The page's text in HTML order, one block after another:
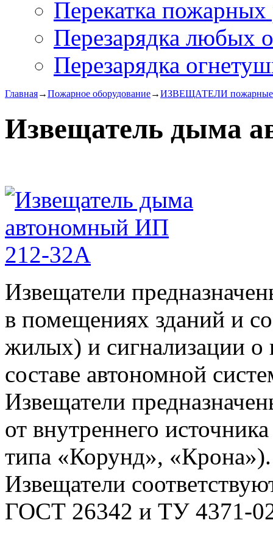
Перекатка пожарных
Перезарядка любых
Перезарядка
Главная→Пожарное оборудование→ИЗВЕЩАТЕЛИ пожарные
Извещатель дыма
Извещатели
в помещениях зданий и
жилых) и сигнализации о
составе автономной
Извещатели
от внутреннего
типа «Корунд», «Крона»).
Извещатели
ГОСТ 26342 и ТУ 4371-